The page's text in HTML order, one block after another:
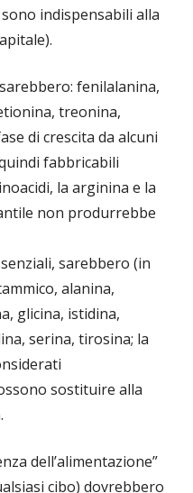
indispensabili alla
fenilalanina,
treonina,
di crescita da alcuni
fabbricabili
la arginina e la
non produrrebbe
sarebbero (in
alanina,
glicina, istidina,
serina, tirosina; la
sostituire alla
dell’alimentazione”
cibo) dovrebbero